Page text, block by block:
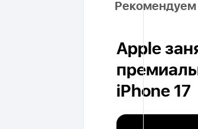
Рекомендуем
Apple
iPhone 17